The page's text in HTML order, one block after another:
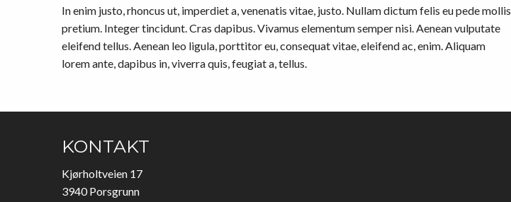
In enim justo, rhoncus ut, imperdiet a, venenatis vitae, justo. Nullam dictum felis eu pede mollis
pretium. Integer tincidunt. Cras dapibus. Vivamus elementum semper nisi. Aenean vulputate
eleifend tellus. Aenean leo ligula, porttitor eu, consequat vitae, eleifend ac, enim. Aliquam
lorem ante, dapibus in, viverra quis, feugiat a, tellus.
KONTAKT
Kjørholtveien 17
3940 Porsgrunn